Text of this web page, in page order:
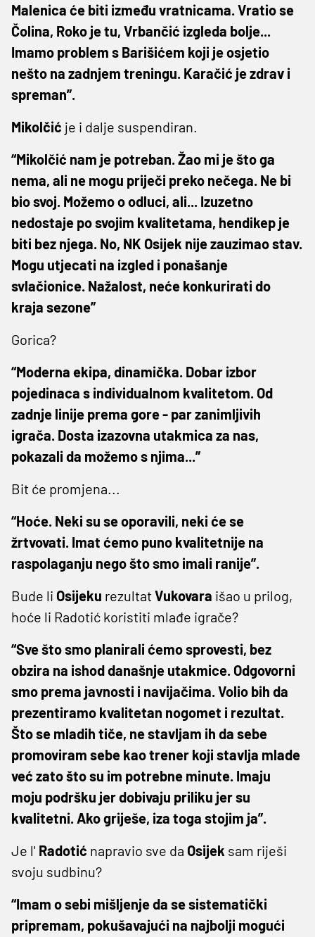
Malenica će biti između vratnicama. Vratio se
Čolina, Roko je tu, Vrbančić izgleda bolje...
Imamo problem s Barišićem koji je osjetio
nešto na zadnjem treningu. Karačić je zdrav i
spreman”.
Mikolčić je i dalje suspendiran.
“Mikolčić nam je potreban. Žao mi je što ga
nema, ali ne mogu priječi preko nečega. Ne bi
bio svoj. Možemo o odluci, ali... Izuzetno
nedostaje po svojim kvalitetama, hendikep je
biti bez njega. No, NK Osijek nije zauzimao stav.
Mogu utjecati na izgled i ponašanje
svlačionice. Nažalost, neće konkurirati do
kraja sezone”
Gorica?
“Moderna ekipa, dinamička. Dobar izbor
pojedinaca s individualnom kvalitetom. Od
zadnje linije prema gore - par zanimljivih
igrača. Dosta izazovna utakmica za nas,
pokazali da možemo s njima...”
Bit će promjena...
“Hoće. Neki su se oporavili, neki će se
žrtvovati. Imat ćemo puno kvalitetnije na
raspolaganju nego što smo imali ranije”.
Bude li Osijeku rezultatVukovara išao u prilog,
hoće li Radotić koristiti mlađe igrače?
“Sve što smo planirali ćemo sprovesti, bez
obzira na ishod današnje utakmice. Odgovorni
smo prema javnosti i navijačima. Volio bih da
prezentiramo kvalitetan nogomet i rezultat.
Što se mladih tiče, ne stavljam ih da sebe
promoviram sebe kao trener koji stavlja mlade
već zato što su im potrebne minute. Imaju
moju podršku jer dobivaju priliku jer su
kvalitetni. Ako griješe, iza toga stojim ja”.
Je l' Radotić napravio sve da Osijek sam riješi
svoju sudbinu?
“Imam o sebi mišljenje da se sistematički
pripremam, pokušavajući na najbolji mogući